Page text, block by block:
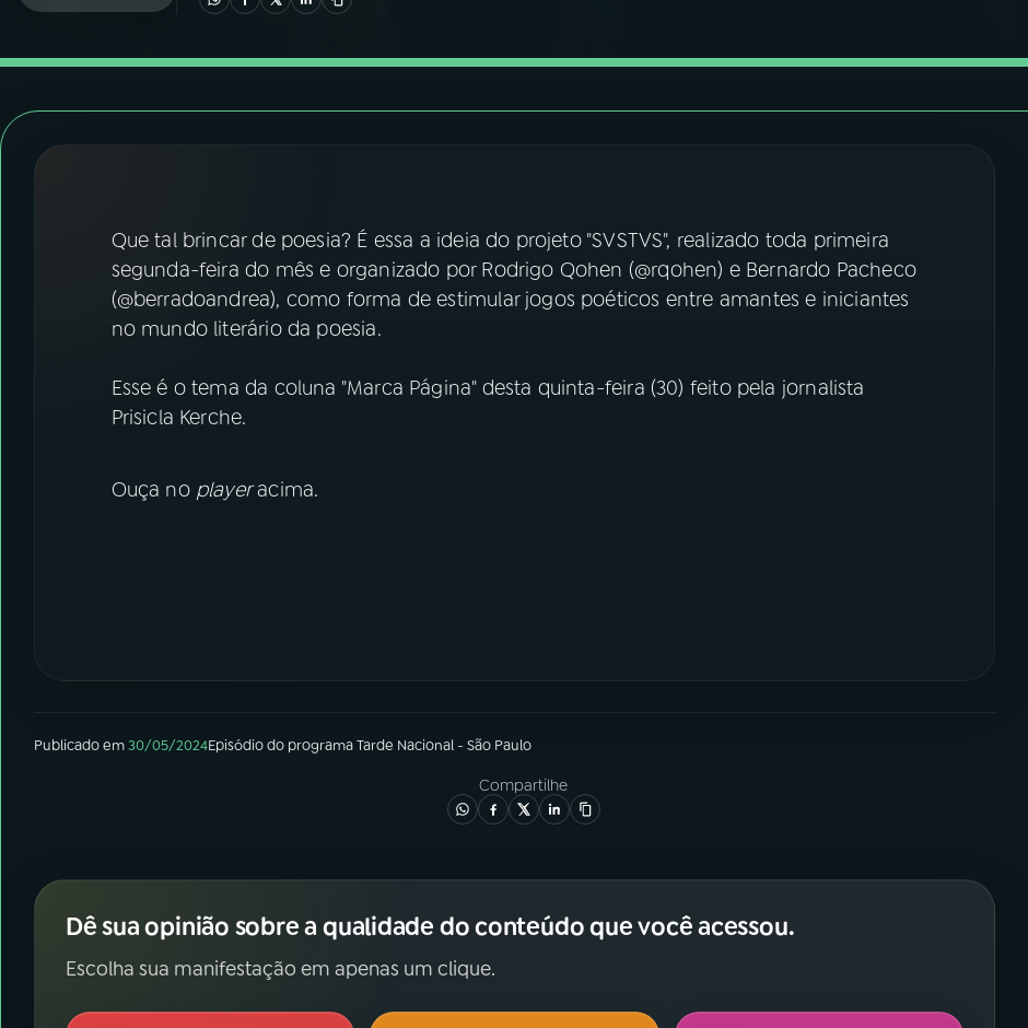
06VIDEOCASTS
ACOMPANHE A RÁDIO NACIONAL
YouTube Facebook
Instagram X
Que tal brincar de poesia? É essa a ideia do projeto "SVSTVS", realizado toda primeira
segunda-feira do mês e organizado por Rodrigo Qohen (@rqohen) e Bernardo Pacheco
(@berradoandrea), como forma de estimular jogos poéticos entre amantes e iniciantes
no mundo literário da poesia.
Esse é o tema da coluna "Marca Página" desta quinta-feira (30) feito pela jornalista
Prisicla Kerche.
Ouça no playeracima.
Publicado em30/05/2024Episódiodo programaTarde Nacional - São Paulo
Compartilhe
Dê sua opinião sobre a qualidade do conteúdo que você acessou.
Escolha sua manifestação em apenas um clique.